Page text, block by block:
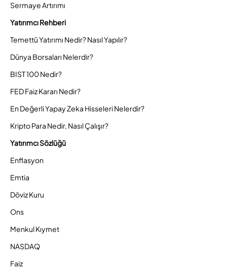
Sermaye Artırımı
Yatırımcı Rehberi
Temettü Yatırımı Nedir? Nasıl Yapılır?
Dünya Borsaları Nelerdir?
BIST 100 Nedir?
FED Faiz Kararı Nedir?
En Değerli Yapay Zeka Hisseleri Nelerdir?
Kripto Para Nedir, Nasıl Çalışır?
Yatırımcı Sözlüğü
Enflasyon
Emtia
Döviz Kuru
Ons
Menkul Kıymet
NASDAQ
Faiz